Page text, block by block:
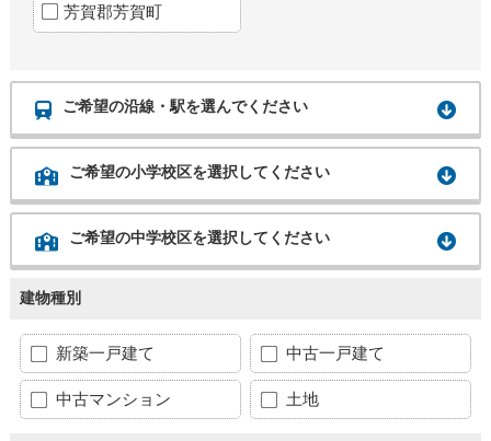
芳賀郡芳賀町
ご希望の沿線・駅を選んでください
ご希望の小学校区を選択してください
ご希望の中学校区を選択してください
建物種別
新築一戸建て 中古一戸建て
中古マンション 土地